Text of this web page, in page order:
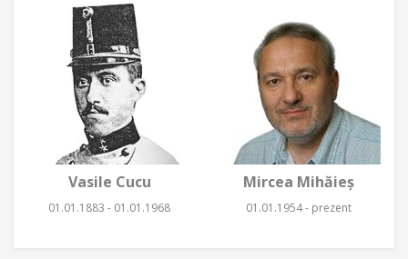
Vasile Cucu
01.01.1883 - 01.01.1968
Mircea Mihăieş
01.01.1954 - prezent